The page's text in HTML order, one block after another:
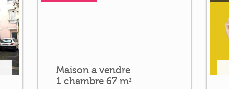
Maison a vendre
1 chambre 67 m²